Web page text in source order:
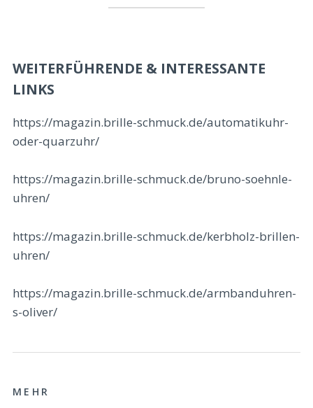
WEITERFÜHRENDE & INTERESSANTE
LINKS
https://magazin.brille-schmuck.de/automatikuhr-
oder-quarzuhr/
https://magazin.brille-schmuck.de/bruno-soehnle-
uhren/
https://magazin.brille-schmuck.de/kerbholz-brillen-
uhren/
https://magazin.brille-schmuck.de/armbanduhren-
s-oliver/
MEHR